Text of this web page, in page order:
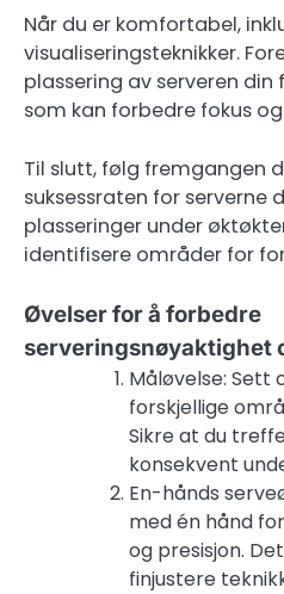
Når du er komfortabel,
visualiseringsteknikker.
plassering av serveren
som kan forbedre fokus
Til slutt, følg fremgangen
suksessraten for serverne
plasseringer under
identifisere områder for
Øvelser for å forbedre
serveringsnøyaktighet
Måløvelse: Sett
forskjellige
Sikre at du
konsekvent
En-hånds
med én hånd
og presisjon.
finjustere